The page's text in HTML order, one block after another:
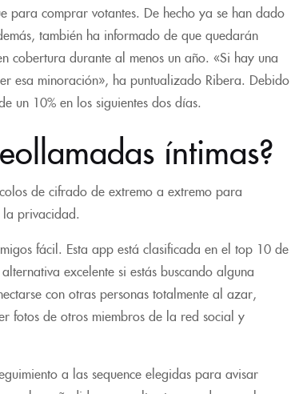
para comprar votantes. De hecho ya se han dado
también ha informado de que quedarán
cobertura durante al menos un año. «Si hay una
esa minoración», ha puntualizado Ribera. Debido
un 10% en los siguientes dos días.
íntimas?
de cifrado de extremo a extremo para
la privacidad.
fácil. Esta app está clasificada en el top 10 de
excelente si estás buscando alguna
con otras personas totalmente al azar,
fotos de otros miembros de la red social y
a las sequence elegidas para avisar